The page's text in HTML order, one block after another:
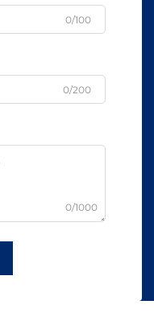
0/100
0/200
0/1000